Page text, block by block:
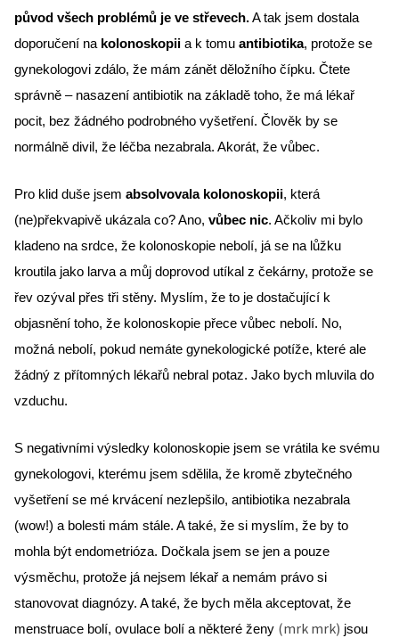
původ všech problémů je ve střevech. A tak jsem dostala
doporučení na kolonoskopii a k tomu antibiotika, protože se
gynekologovi zdálo, že mám zánět děložního čípku. Čtete
správně – nasazení antibiotik na základě toho, že má lékař
pocit, bez žádného podrobného vyšetření. Člověk by se
normálně divil, že léčba nezabrala. Akorát, že vůbec.
Pro klid duše jsem absolvovala kolonoskopii, která
(ne)překvapivě ukázala co? Ano, vůbec nic. Ačkoliv mi bylo
kladeno na srdce, že kolonoskopie nebolí, já se na lůžku
kroutila jako larva a můj doprovod utíkal z čekárny, protože se
řev ozýval přes tři stěny. Myslím, že to je dostačující k
objasnění toho, že kolonoskopie přece vůbec nebolí. No,
možná nebolí, pokud nemáte gynekologické potíže, které ale
žádný z přítomných lékařů nebral potaz. Jako bych mluvila do
vzduchu.
S negativními výsledky kolonoskopie jsem se vrátila ke svému
gynekologovi, kterému jsem sdělila, že kromě zbytečného
vyšetření se mé krvácení nezlepšilo, antibiotika nezabrala
(wow!) a bolesti mám stále. A také, že si myslím, že by to
mohla být endometrióza. Dočkala jsem se jen a pouze
výsměchu, protože já nejsem lékař a nemám právo si
stanovovat diagnózy. A také, že bych měla akceptovat, že
menstruace bolí, ovulace bolí a některé ženy (mrk mrk) jsou